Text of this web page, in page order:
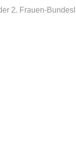
2. Frauen-